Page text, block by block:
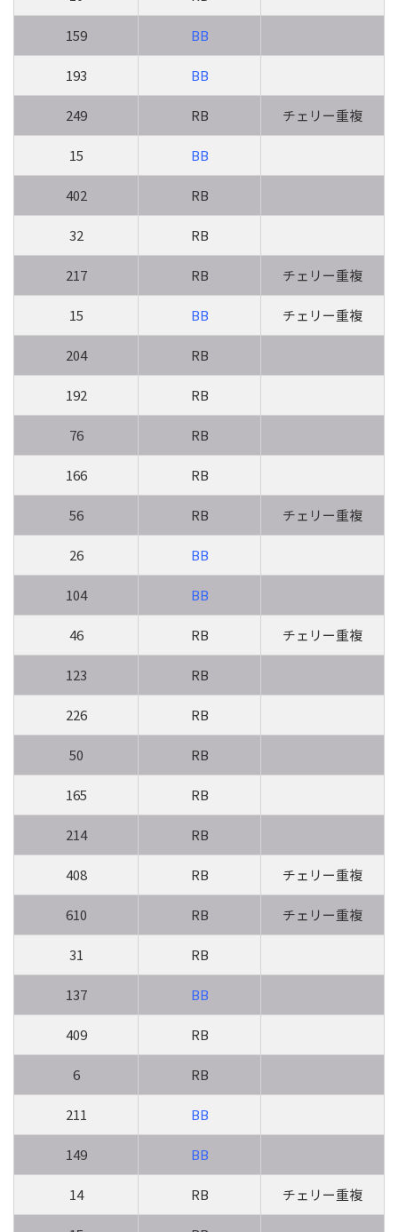
159 BB
193 BB
249 RB チェリー重複
15 BB
402 RB
32 RB
217 RB チェリー重複
15 BB チェリー重複
204 RB
192 RB
76 RB
166 RB
56 RB チェリー重複
26 BB
104 BB
46 RB チェリー重複
123 RB
226 RB
50 RB
165 RB
214 RB
408 RB チェリー重複
610 RB チェリー重複
31 RB
137 BB
409 RB
6 RB
211 BB
149 BB
14 RB チェリー重複